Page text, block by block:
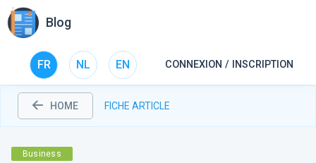
Blog
FR NL EN CONNEXION / INSCRIPTION
HOME FICHE ARTICLE
Business